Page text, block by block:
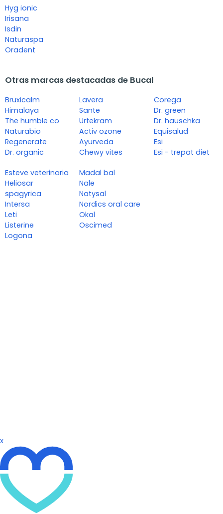
Hyg ionic
Irisana
Isdin
Naturaspa
Oradent
Otras marcas destacadas de Bucal
Bruxicalm
Himalaya
The humble co
Naturabio
Regenerate
Dr. organic
Lavera
Sante
Urtekram
Activ ozone
Ayurveda
Chewy vites
Corega
Dr. green
Dr. hauschka
Equisalud
Esi
Esi - trepat diet
Esteve veterinaria
Heliosar
spagyrica
Intersa
Leti
Listerine
Logona
Madal bal
Nale
Natysal
Nordics oral care
Okal
Oscimed
x